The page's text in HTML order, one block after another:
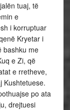
tuaj, të
e
i korruptuar
Kryetar i
bashku me
e Zi, që
e rretheve,
Kushtetuese.
po ata
drejtuesi